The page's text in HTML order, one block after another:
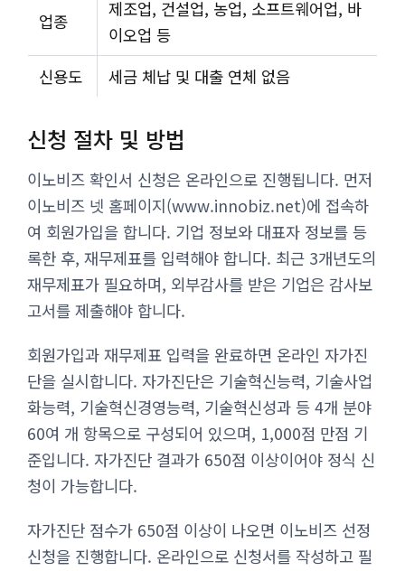
업종
제조업, 건설업, 농업, 소프트웨어업, 바
이오업 등
신용도
세금 체납 및 대출 연체 없음
신청 절차 및 방법
이노비즈 확인서 신청은 온라인으로 진행됩니다. 먼저
이노비즈 넷 홈페이지(www.innobiz.net)에 접속하
여 회원가입을 합니다. 기업 정보와 대표자 정보를 등
록한 후, 재무제표를 입력해야 합니다. 최근 3개년도의
재무제표가 필요하며, 외부감사를 받은 기업은 감사보
고서를 제출해야 합니다.
회원가입과 재무제표 입력을 완료하면 온라인 자가진
단을 실시합니다. 자가진단은 기술혁신능력, 기술사업
화능력, 기술혁신경영능력, 기술혁신성과 등 4개 분야
60여 개 항목으로 구성되어 있으며, 1,000점 만점 기
준입니다. 자가진단 결과가 650점 이상이어야 정식 신
청이 가능합니다.
자가진단 점수가 650점 이상이 나오면 이노비즈 선정
신청을 진행합니다. 온라인으로 신청서를 작성하고 필